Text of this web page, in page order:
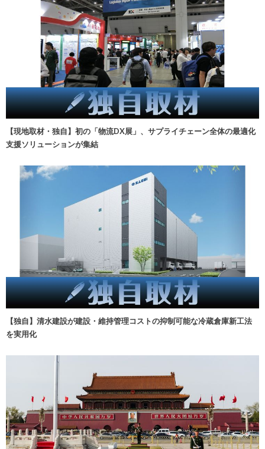
【現地取材・独自】初の「物流DX展」、サプライチェーン全体の最適化
支援ソリューションが集結
【独自】清水建設が建設・維持管理コストの抑制可能な冷蔵倉庫新工法
を実用化